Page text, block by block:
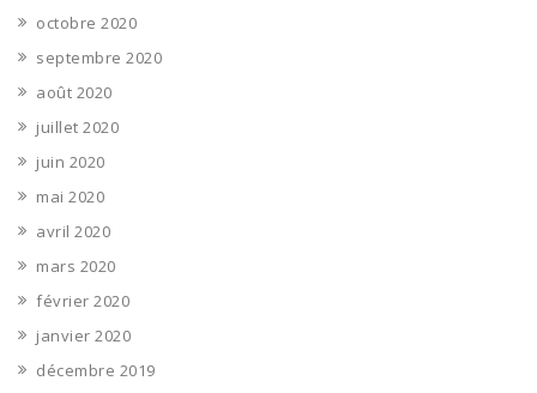
octobre 2020
septembre 2020
août 2020
juillet 2020
juin 2020
mai 2020
avril 2020
mars 2020
février 2020
janvier 2020
décembre 2019